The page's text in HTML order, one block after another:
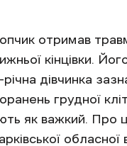
отримав
кінцівки.
дівчинка
грудної
як важкий. Про
обласної